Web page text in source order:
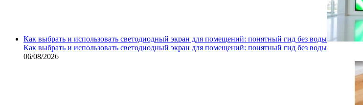
Как выбрать и использовать светодиодный экран для помещений: понятный гид без воды
Как выбрать и использовать светодиодный экран для помещений: понятный гид без воды
06/08/2026